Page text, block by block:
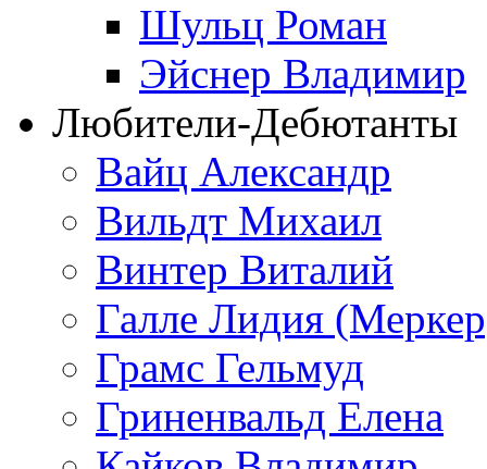
Шульц Роман
Эйснер Владимир
Любители-Дебютанты
Вайц Александр
Вильдт Михаил
Винтер Виталий
Галле Лидия
Грамс Гельмуд
Гриненвальд Елена